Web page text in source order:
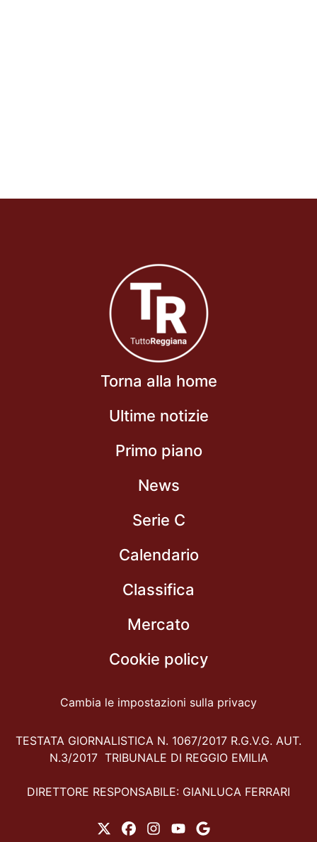
Torna alla home
Ultime notizie
Primo piano
News
Serie C
Calendario
Classifica
Mercato
Cookie policy
Cambia le impostazioni sulla privacy
TESTATA GIORNALISTICA N. 1067/2017 R.G.V.G. AUT.
N.3/2017 TRIBUNALE DI REGGIO EMILIA
DIRETTORE RESPONSABILE: GIANLUCA FERRARI